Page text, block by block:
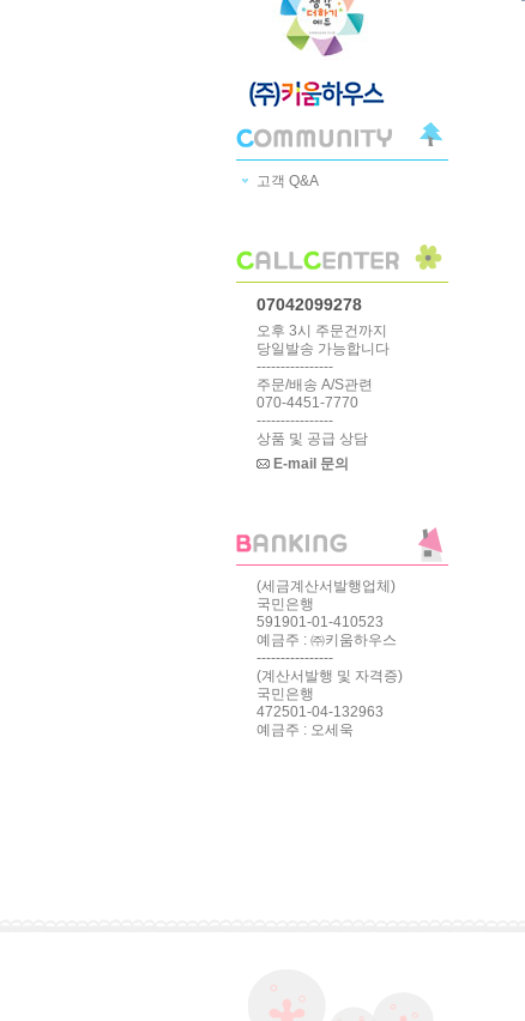
고객 Q&A
07042099278
오후 3시 주문건까지
당일발송 가능합니다
----------------
주문/배송 A/S관련
070-4451-7770
----------------
상품 및 공급 상담
E-mail 문의
(세금계산서발행업체)
국민은행
591901-01-410523
예금주 : ㈜키움하우스
----------------
(계산서발행 및 자격증)
국민은행
472501-04-132963
예금주 : 오세욱